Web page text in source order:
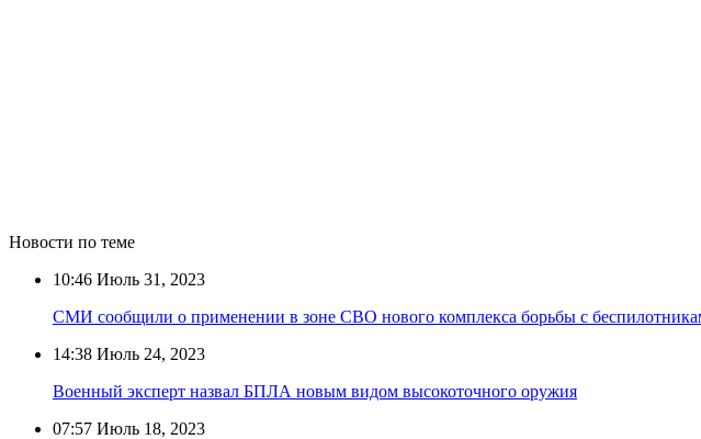
Новости по теме
10:46 Июль 31, 2023
СМИ сообщили о применении в зоне СВО нового комплекса борьбы с
14:38 Июль 24, 2023
Военный эксперт назвал БПЛА новым видом высокоточного оружия
07:57 Июль 18, 2023